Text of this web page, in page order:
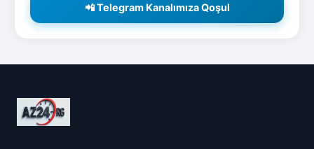
📲 Telegram Kanalımıza Qoşul